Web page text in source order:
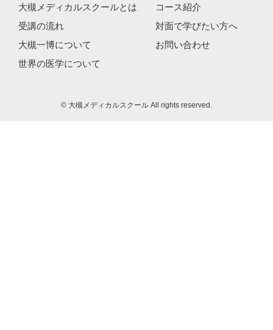
大槻メディカルスクールとは
受講の流れ
大槻一博について
世界の医学について
コース紹介
対面で学びたい方へ
お問い合わせ
© 大槻メディカルスクール All rights reserved.